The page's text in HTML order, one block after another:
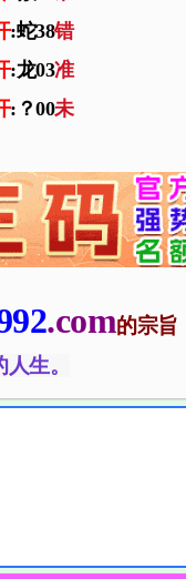
:蛇38错
:龙03准
:？00未
.com的宗旨
生。